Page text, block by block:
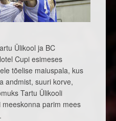
Ülikool ja BC
Cupi esimeses
tõelise maiuspala, kus
andmist, suuri korve,
Tartu Ülikooli
meeskonna parim mees